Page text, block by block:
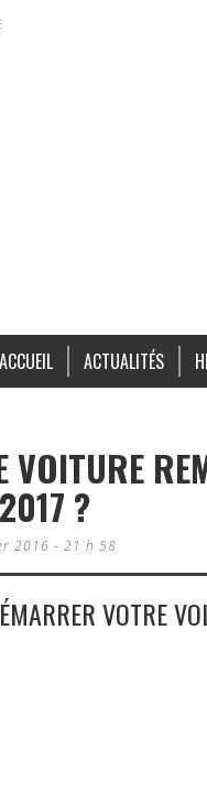
ACCUEIL ACTUALITÉS
VOITURE
?
2016 - 21 h 58
VOTRE